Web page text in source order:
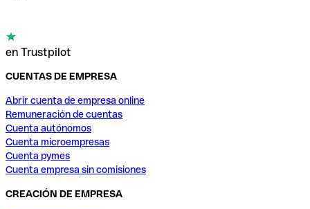
en Trustpilot
CUENTAS DE EMPRESA
Abrir cuenta de empresa online
Remuneración de cuentas
Cuenta autónomos
Cuenta microempresas
Cuenta pymes
Cuenta empresa sin comisiones
CREACIÓN DE EMPRESA